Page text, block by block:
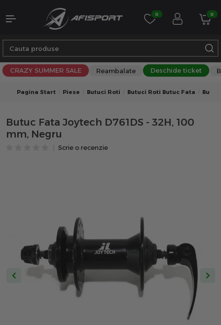
0 0
CRAZY SUMMER SALE Reambalate Deschide ticket
Pagina Start Piese Butuci Roti Butuci Roti Butuc Fata
Butuc Fata Joytech D761DS - 32H, 100
mm, Negru
Scrie o recenzie